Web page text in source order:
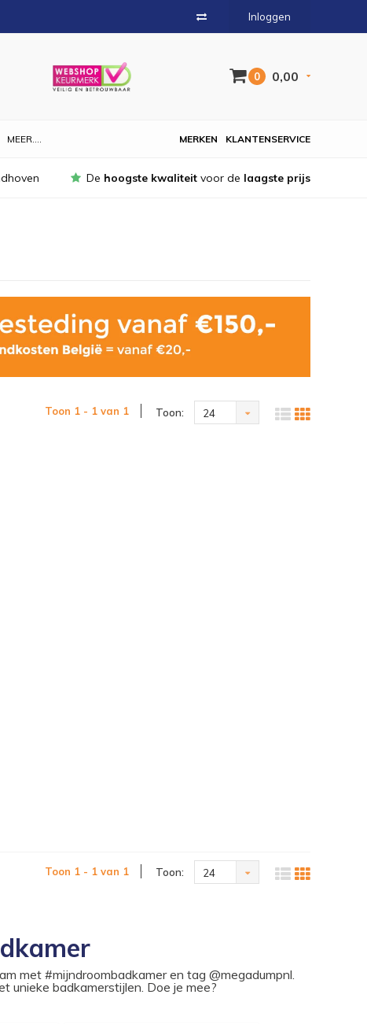
Inloggen
0 0,00
MEER.... KLANTENSERVICE
MERKEN
De hoogste kwaliteit voor de laagste prijs
Toon 1 - 1 van 1 Toon: 24
Toon 1 - 1 van 1 Toon: 24
met #mijndroombadkamer en tag @megadumpnl.
unieke badkamerstijlen. Doe je mee?